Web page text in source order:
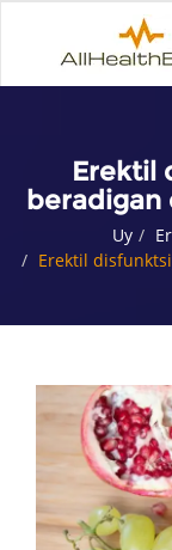
Erektil
beradigan
Uy
Erektil